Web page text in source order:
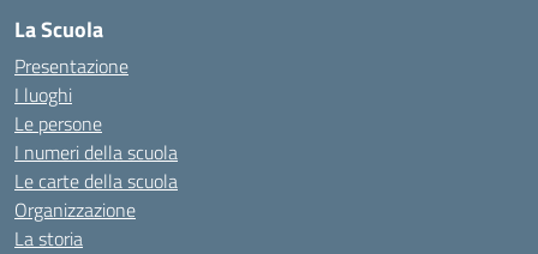
La Scuola
Presentazione
I luoghi
Le persone
I numeri della scuola
Le carte della scuola
Organizzazione
La storia